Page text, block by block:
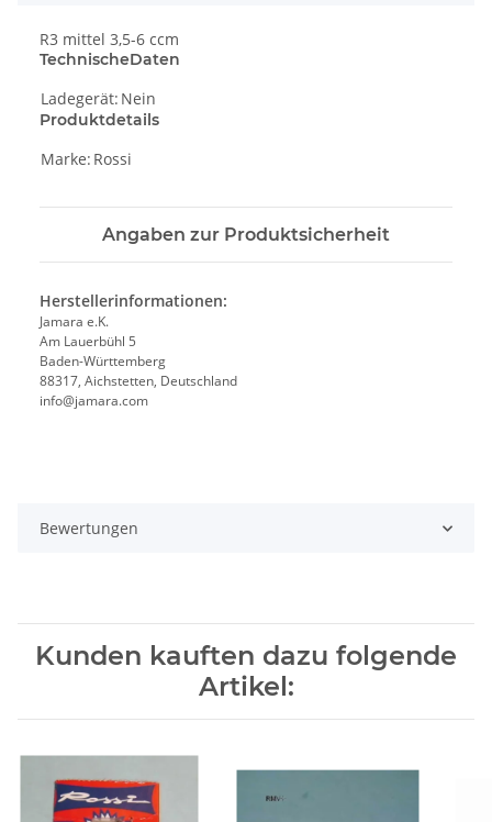
R3 mittel 3,5-6 ccm
TechnischeDaten
Ladegerät: Nein
Produktdetails
Marke: Rossi
Angaben zur Produktsicherheit
Herstellerinformationen:
Jamara e.K.
Am Lauerbühl 5
Baden-Württemberg
88317, Aichstetten, Deutschland
info@jamara.com
Bewertungen
Kunden kauften dazu folgende
Artikel: